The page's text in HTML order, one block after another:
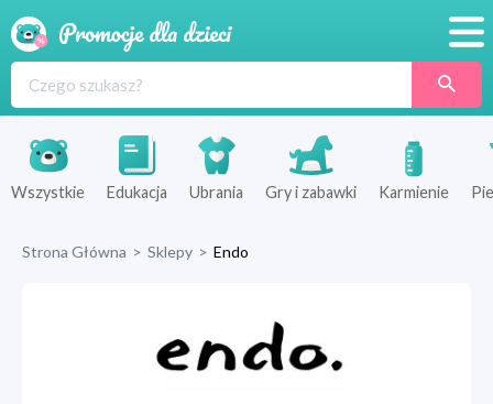
Produkty
Sklepy
Wszystkie Edukacja Ubrania Gry i zabawki Karmienie
Strona Główna > Sklepy > Endo